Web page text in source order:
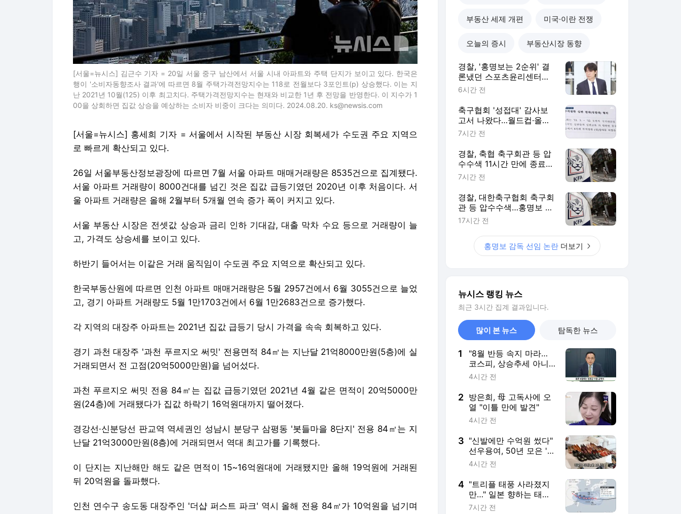
[서울=뉴시스] 김근수 기자 = 20일 서울 중구 남산에서 서울 시내 아파트와 주택 단지가 보이고 있다. 한국은
행이 '소비자동향조사 결과'에 따르면 8월 주택가격전망지수는 118로 전월보다 3포인트(p) 상승했다. 이는 지
난 2021년 10월(125) 이후 최고치다. 주택가격전망지수는 현재와 비교한 1년 후 전망을 반영한다. 이 지수가 1
00을 상회하면 집값 상승을 예상하는 소비자 비중이 크다는 의미다. 2024.08.20. ks@newsis.com
[서울=뉴시스] 홍세희 기자 = 서울에서 시작된 부동산 시장 회복세가 수도권 주요 지역으
로 빠르게 확산되고 있다.
26일 서울부동산정보광장에 따르면 7월 서울 아파트 매매거래량은 8535건으로 집계됐다.
서울 아파트 거래량이 8000건대를 넘긴 것은 집값 급등기였던 2020년 이후 처음이다. 서
울 아파트 거래량은 올해 2월부터 5개월 연속 증가 폭이 커지고 있다.
서울 부동산 시장은 전셋값 상승과 금리 인하 기대감, 대출 막차 수요 등으로 거래량이 늘
고, 가격도 상승세를 보이고 있다.
하반기 들어서는 이같은 거래 움직임이 수도권 주요 지역으로 확산되고 있다.
한국부동산원에 따르면 인천 아파트 매매거래량은 5월 2957건에서 6월 3055건으로 늘었
고, 경기 아파트 거래량도 5월 1만1703건에서 6월 1만2683건으로 증가했다.
각 지역의 대장주 아파트는 2021년 집값 급등기 당시 가격을 속속 회복하고 있다.
경기 과천 대장주 '과천 푸르지오 써밋' 전용면적 84㎡는 지난달 21억8000만원(5층)에 실
거래되면서 전 고점(20억5000만원)을 넘어섰다.
과천 푸르지오 써밋 전용 84㎡는 집값 급등기였던 2021년 4월 같은 면적이 20억5000만
원(24층)에 거래됐다가 집값 하락기 16억원대까지 떨어졌다.
경강선·신분당선 판교역 역세권인 성남시 분당구 삼평동 '봇들마을 8단지' 전용 84㎡는 지
난달 21억3000만원(8층)에 거래되면서 역대 최고가를 기록했다.
이 단지는 지난해만 해도 같은 면적이 15~16억원대에 거래됐지만 올해 19억원에 거래된
뒤 20억원을 돌파했다.
인천 연수구 송도동 대장주인 '더샵 퍼스트 파크' 역시 올해 전용 84㎡가 10억원을 넘기며
부동산 세제 개편 미국·이란 전쟁
오늘의 증시 부동산시장 동향
경찰, '홍명보는 2순위' 결
론냈던 스포츠윤리센터도
압수수색
6시간 전
축구협회 '성접대' 감사보
고서 나왔다…월드컵·올림
픽 심판 포함
7시간 전
경찰, 축협 축구회관 등 압
수수색 11시간 만에 종료
(종합)
7시간 전
경찰, 대한축구협회 축구회
관 등 압수수색…홍명보 소
환 이틀만
17시간 전
홍명보 감독 선임 논란 더보기
뉴시스 랭킹 뉴스
최근 3시간 집계 결과입니다.
많이 본 뉴스 탐독한 뉴스
1
"8월 반등 속지 마라…
코스피, 상승추세 아니
라 '조정국면'"
4시간 전
2 방은희, 母 고독사에 오
열 "이틀 만에 발견"
4시간 전
3 "신발에만 수억원 썼다"
선우용여, 50년 모은 '명
품 구두' 컬렉션
4시간 전
4 "트리플 태풍 사라졌지
만…" 일본 향하는 태풍
돌핀·찬홈, 진로 '급변'
7시간 전